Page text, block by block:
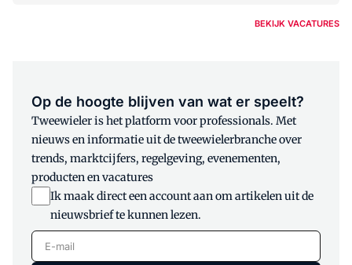
BEKIJK VACATURES
Op de hoogte blijven van wat er speelt?
Tweewieler is het platform voor professionals. Met
nieuws en informatie uit de tweewielerbranche over
trends, marktcijfers, regelgeving, evenementen,
producten en vacatures
Ik maak direct een account aan om artikelen uit de
nieuwsbrief te kunnen lezen.
E-mail